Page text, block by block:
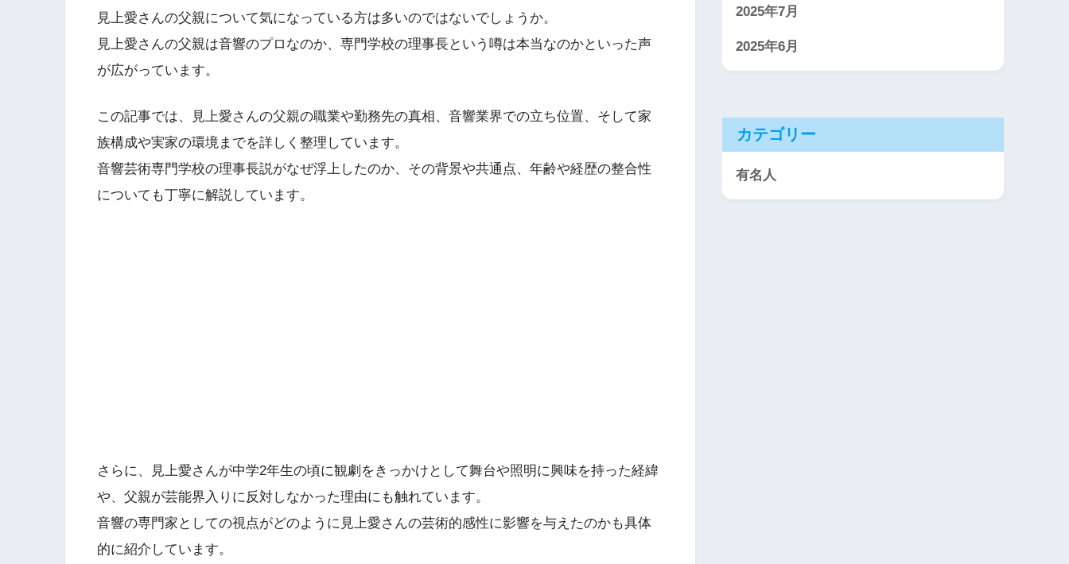
見上愛さんの父親について気になっている方は多いのではないでしょうか。
見上愛さんの父親は音響のプロなのか、専門学校の理事長という噂は本当なのかといった声
が広がっています。
この記事では、見上愛さんの父親の職業や勤務先の真相、音響業界での立ち位置、そして家
族構成や実家の環境までを詳しく整理しています。
音響芸術専門学校の理事長説がなぜ浮上したのか、その背景や共通点、年齢や経歴の整合性
についても丁寧に解説しています。
さらに、見上愛さんが中学2年生の頃に観劇をきっかけとして舞台や照明に興味を持った経緯
や、父親が芸能界入りに反対しなかった理由にも触れています。
音響の専門家としての視点がどのように見上愛さんの芸術的感性に影響を与えたのかも具体
的に紹介しています。
2025年7月
2025年6月
カテゴリー
有名人